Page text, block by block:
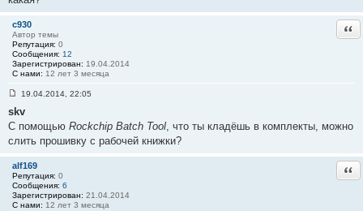
1
c930
Автор темы
Репутация: 0
Сообщения: 12
Зарегистрирован: 19.04.2014
С нами: 12 лет 3 месяца
о
б
щ
н
и
е
#
2
19.04.2014, 22:05
skv
С помощью Rockchip Batch Tool, что ты кладёшь в комплекты, можно
слить прошивку с рабочей книжки?
alf169
Репутация: 0
Сообщения: 6
Зарегистрирован: 21.04.2014
С нами: 12 лет 3 месяца